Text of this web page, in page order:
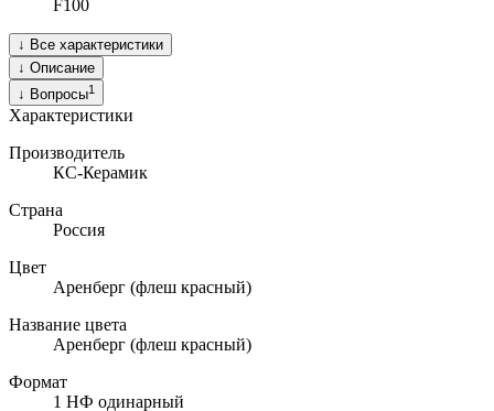
F100
↓ Все характеристики
↓ Описание
↓ Вопросы1
Характеристики
Производитель
КС-Керамик
Страна
Россия
Цвет
Аренберг (флеш красный)
Название цвета
Аренберг (флеш красный)
Формат
1 НФ одинарный